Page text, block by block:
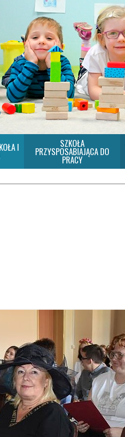
I SZKOŁA
PRZYSPOSABIAJĄCA DO
PRACY